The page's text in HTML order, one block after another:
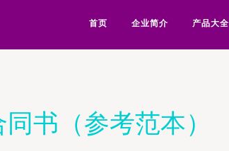
首页 企业简介 产品大全
书（参考范本）